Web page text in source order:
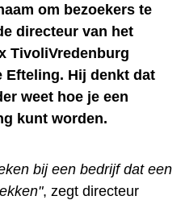
om bezoekers te
directeur van het
TivoliVredenburg
Efteling. Hij denkt dat
weet hoe je een
kunt worden.
bij een bedrijf dat een
, zegt directeur